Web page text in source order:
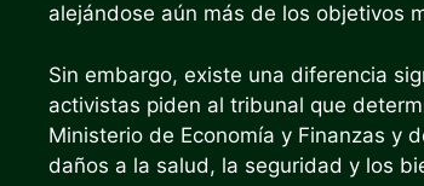
alejándose aún más de los objetivos
Sin embargo, existe una diferencia
activistas piden al tribunal que
Ministerio de Economía y Finanzas y
daños a la salud, la seguridad y los